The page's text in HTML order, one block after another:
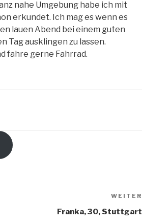
nahe Umgebung habe ich mit
erkundet. Ich mag es wenn es
lauen Abend bei einem guten
Tag ausklingen zu lassen.
fahre gerne Fahrrad.
WEITER
Franka, 30, Stuttgart